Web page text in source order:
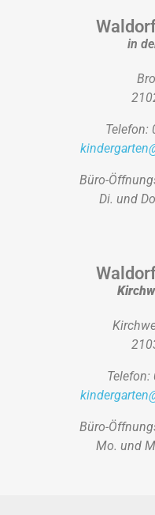
in
Telefon:
Büro-
Di. und
Büro-
Mo. und